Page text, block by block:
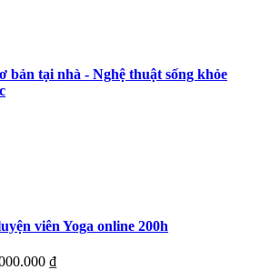
bản tại nhà - Nghệ thuật sống khỏe
viên Yoga online 200h
₫